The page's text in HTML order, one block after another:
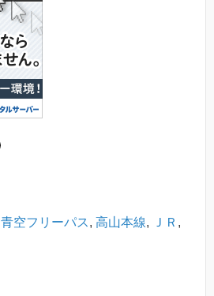
青空フリーパス, 高山本線, ＪＲ ,